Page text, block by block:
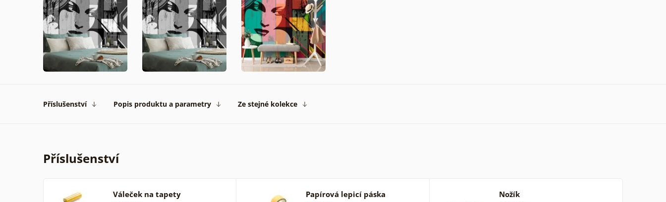
Příslušenství Popis produktu a parametry Ze stejné kolekce
Příslušenství
Váleček na tapety Papírová lepicí páska Nožík